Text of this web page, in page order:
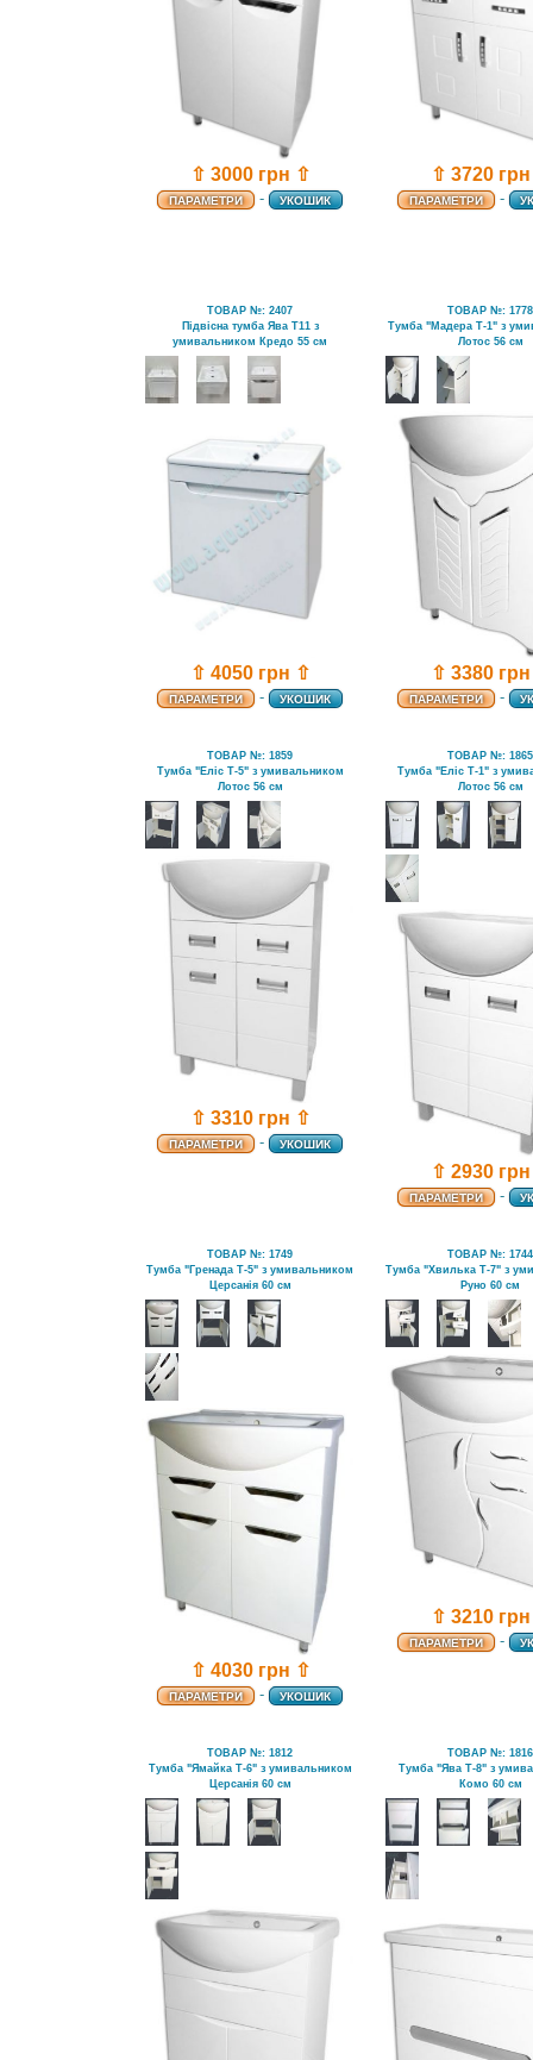
⇧ 3000 грн ⇧
ПАРАМЕТРИ - УКОШИК
⇧ 3720
ПАРАМЕТРИ -
ТОВАР №: 2407
Підвісна тумба Ява Т11 з
умивальником Кредо 55 см
⇧ 4050 грн ⇧
ПАРАМЕТРИ - УКОШИК
ТОВАР №: 1778
Тумба "Мадера T-1" з
Лотос 56 см
⇧ 3380
ПАРАМЕТРИ -
ТОВАР №: 1859
Тумба "Еліс Т-5" з умивальником
Лотос 56 см
⇧ 3310 грн ⇧
ПАРАМЕТРИ - УКОШИК
ТОВАР №: 1865
Тумба "Еліс Т-1" з
Лотос 56 см
⇧ 2930
ПАРАМЕТРИ -
ТОВАР №: 1749
Тумба "Гренада Т-5" з умивальником
Церсанія 60 см
⇧ 4030 грн ⇧
ПАРАМЕТРИ - УКОШИК
ТОВАР №: 1744
Тумба "Хвилька Т-7" з
Руно 60 см
⇧ 3210
ПАРАМЕТРИ -
ТОВАР №: 1812
Тумба "Ямайка Т-6" з умивальником
Церсанія 60 см
ТОВАР №: 1816
Тумба "Ява Т-8" з
Комо 60 см